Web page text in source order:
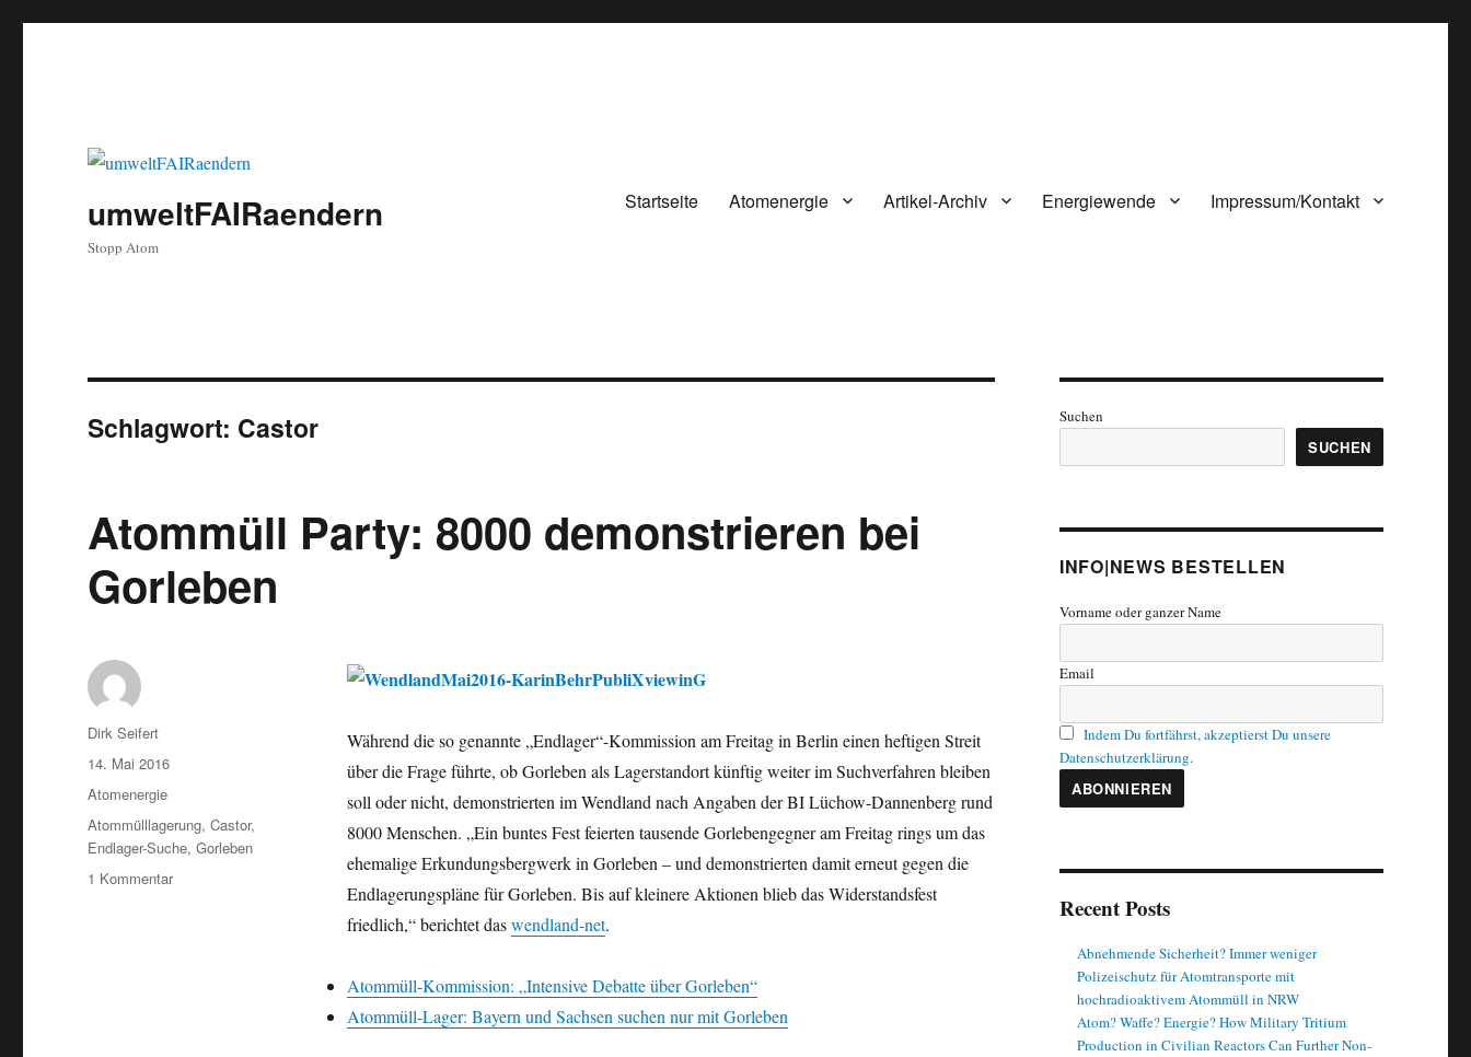
umweltFAIRaendern
Stopp Atom
Startseite Atomenergie Artikel-Archiv Energiewende Impressum/Kontakt
Schlagwort: Castor
Atommüll Party: 8000 demonstrieren bei
Gorleben
Während die so genannte „Endlager“-Kommission am Freitag in Berlin einen heftigen Streit
über die Frage führte, ob Gorleben als Lagerstandort künftig weiter im Suchverfahren bleiben
soll oder nicht, demonstrierten im Wendland nach Angaben der BI Lüchow-Dannenberg rund
8000 Menschen. „Ein buntes Fest feierten tausende Gorlebengegner am Freitag rings um das
ehemalige Erkundungsbergwerk in Gorleben – und demonstrierten damit erneut gegen die
Endlagerungspläne für Gorleben. Bis auf kleinere Aktionen blieb das Widerstandsfest
friedlich,“ berichtet daswendland-net.
Atommüll-Kommission: „Intensive Debatte über Gorleben“
Atommüll-Lager: Bayern und Sachsen suchen nur mit Gorleben
Autor
Dirk Seifert
Veröffentlicht
am
14. Mai 2016
Kategorien
Atomenergie
Schlagwörter
Atommülllagerung,Castor,
Endlager-Suche,Gorleben
1 Kommentarzu
Suchen
SUCHEN
INFO|NEWS BESTELLEN
Vorname oder ganzer Name
Email
Indem Du fortfährst, akzeptierst Du unsere
Datenschutzerklärung.
Recent Posts
Abnehmende Sicherheit? Immer weniger
Polizeischutz für Atomtransporte mit
hochradioaktivem Atommüll in NRW
Atom? Waffe? Energie? How Military Tritium
Production in Civilian Reactors Can Further Non-